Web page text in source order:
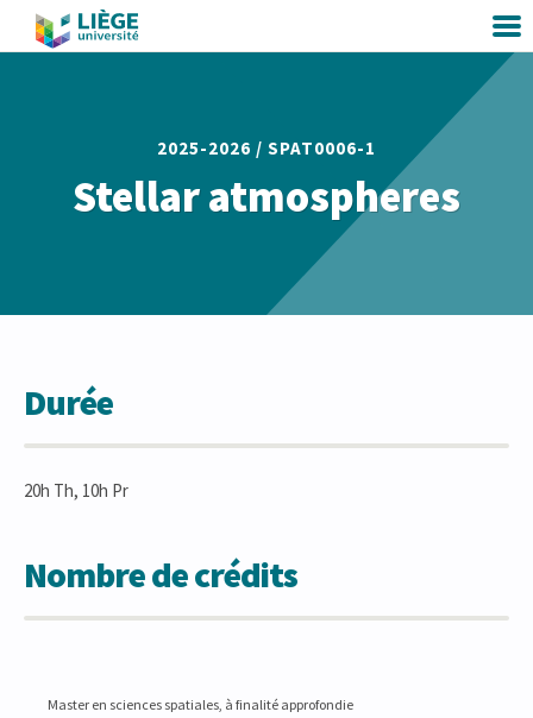
2025-2026 / SPAT0006-1
Stellar atmospheres
Durée
20h Th, 10h Pr
Nombre de crédits
Master en sciences spatiales, à finalité approfondie